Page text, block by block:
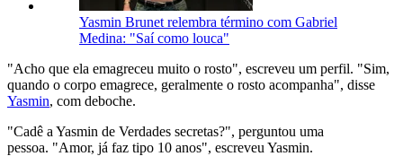
Yasmin Brunet relembra término com Gabriel
Medina: "Saí como louca"
"Acho que ela emagreceu muito o rosto", escreveu um perfil. "Sim,
quando o corpo emagrece, geralmente o rosto acompanha", disse
Yasmin, com deboche.
"Cadê a Yasmin de Verdades secretas?", perguntou uma
pessoa. "Amor, já faz tipo 10 anos", escreveu Yasmin.